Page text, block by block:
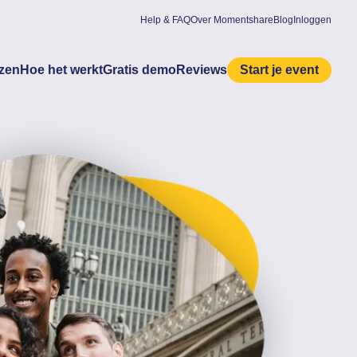
Help & FAQOver Momentshare Blog Inloggen
Hoe het werktGratis demoReviews Start je event